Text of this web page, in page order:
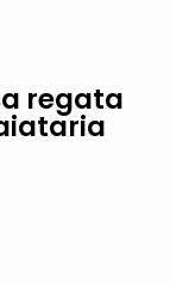
regata